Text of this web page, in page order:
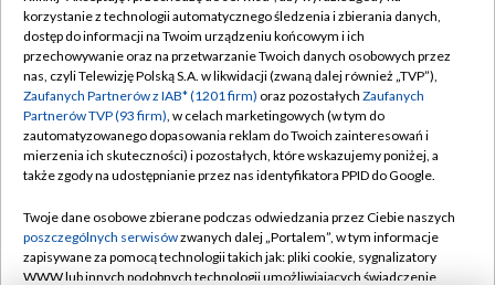
TVP
Abonament TVP
Emisja w TVP
Centrum informacji TVP
Naziemna Telewizja Cyfrowa
Rada Programowa
System NOS
Regulamin TVP
Polityka prywatności
Moje zgody
Pomoc
Kontakt
korzystanie z technologii automatycznego śledzenia i zbierania danych,
dostęp do informacji na Twoim urządzeniu końcowym i ich
przechowywanie oraz na przetwarzanie Twoich danych osobowych przez
nas, czyli Telewizję Polską S.A. w likwidacji (zwaną dalej również „TVP”),
Zaufanych Partnerów z IAB* (1201 firm) oraz pozostałych Zaufanych
Partnerów TVP (93 firm), w celach marketingowych (w tym do
zautomatyzowanego dopasowania reklam do Twoich zainteresowań i
mierzenia ich skuteczności) i pozostałych, które wskazujemy poniżej, a
także zgody na udostępnianie przez nas identyfikatora PPID do Google.
Twoje dane osobowe zbierane podczas odwiedzania przez Ciebie naszych
poszczególnych serwisówzwanych dalej „Portalem”, w tym informacje
zapisywane za pomocą technologii takich jak: pliki cookie, sygnalizatory
WWW lub innych podobnych technologii umożliwiających świadczenie